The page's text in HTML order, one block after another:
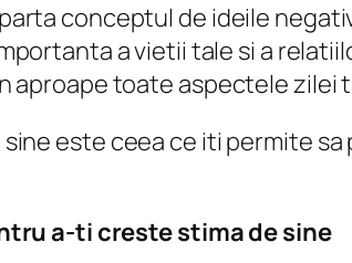
conceptul de ideile
a vietii tale si a
aproape toate aspectele zilei
este ceea ce iti permite
a-ti creste stima de sine